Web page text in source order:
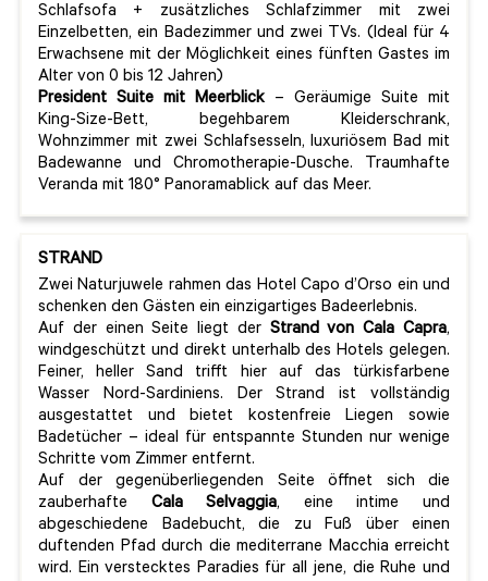
Schlafsofa + zusätzliches Schlafzimmer mit zwei
Einzelbetten, ein Badezimmer und zwei TVs. (Ideal für 4
Erwachsene mit der Möglichkeit eines fünften Gastes im
Alter von 0 bis 12 Jahren)
President Suite mit Meerblick – Geräumige Suite mit
King-Size-Bett, begehbarem Kleiderschrank,
Wohnzimmer mit zwei Schlafsesseln, luxuriösem Bad mit
Badewanne und Chromotherapie-Dusche. Traumhafte
Veranda mit 180° Panoramablick auf das Meer.
STRAND
Zwei Naturjuwele rahmen das Hotel Capo d’Orso ein und
schenken den Gästen ein einzigartiges Badeerlebnis.
Auf der einen Seite liegt der Strand von Cala Capra,
windgeschützt und direkt unterhalb des Hotels gelegen.
Feiner, heller Sand trifft hier auf das türkisfarbene
Wasser Nord-Sardiniens. Der Strand ist vollständig
ausgestattet und bietet kostenfreie Liegen sowie
Badetücher – ideal für entspannte Stunden nur wenige
Schritte vom Zimmer entfernt.
Auf der gegenüberliegenden Seite öffnet sich die
zauberhafte Cala Selvaggia, eine intime und
abgeschiedene Badebucht, die zu Fuß über einen
duftenden Pfad durch die mediterrane Macchia erreicht
wird. Ein verstecktes Paradies für all jene, die Ruhe und